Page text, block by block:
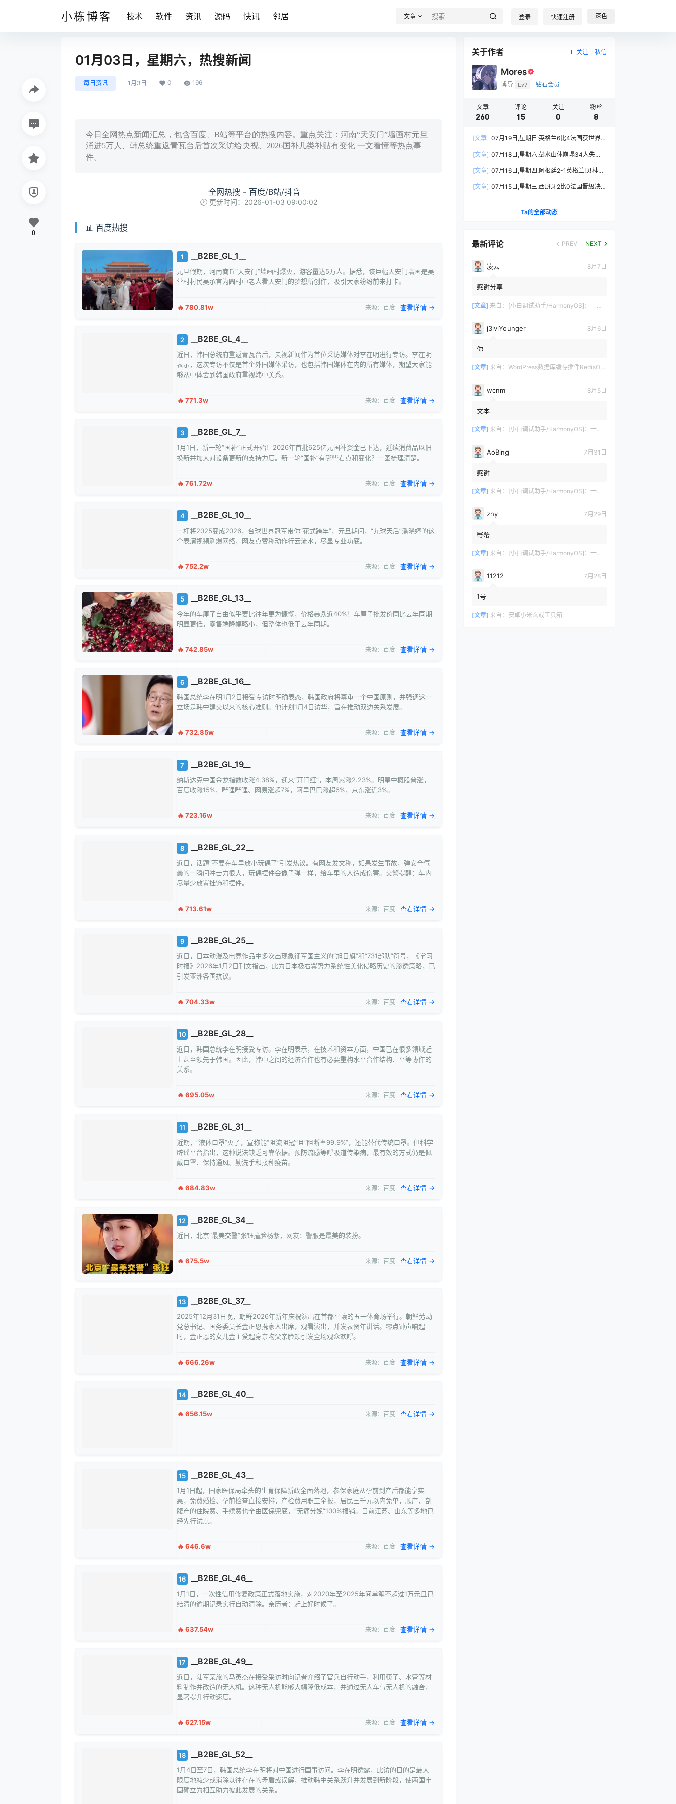
小栋博客 技术 软件 资讯 源码 快讯 邻居 文章 登录 快速注册 深色
01月03日，星期六，热搜新闻
每日资讯 1月3日 0 196
今日全网热点新闻汇总，包含百度、B站等平台的热搜内容。重点关注：河南“天安门”墙画村元旦
涌进5万人、韩总统重返青瓦台后首次采访给央视、2026国补几类补贴有变化 一文看懂等热点事
件。
全网热搜 - 百度/B站/抖音
🕐 更新时间：2026-01-03 09:00:02
📊 百度热搜
1 __B2BE_GL_1__
元旦假期，河南商丘“天安门”墙画村爆火，游客量达5万人。据悉，该巨幅天安门墙画是吴
营村村民吴承言为圆村中老人看天安门的梦想所创作，吸引大家纷纷前来打卡。
🔥 780.81w 来源：百度 查看详情 →
2 __B2BE_GL_4__
近日，韩国总统府重返青瓦台后，央视新闻作为首位采访媒体对李在明进行专访。李在明
表示，这次专访不仅是首个外国媒体采访，也包括韩国媒体在内的所有媒体，期望大家能
够从中体会到韩国政府重视韩中关系。
🔥 771.3w 来源：百度 查看详情 →
3 __B2BE_GL_7__
1月1日，新一轮“国补”正式开始！2026年首批625亿元国补资金已下达，延续消费品以旧
换新并加大对设备更新的支持力度。新一轮“国补”有哪些看点和变化？一图梳理清楚。
🔥 761.72w 来源：百度 查看详情 →
4 __B2BE_GL_10__
一杆将2025变成2026，台球世界冠军带你“花式跨年”，元旦期间，“九球天后”潘晓婷的这
个表演视频刷爆网络，网友点赞称动作行云流水，尽显专业功底。
🔥 752.2w 来源：百度 查看详情 →
5 __B2BE_GL_13__
今年的车厘子自由似乎要比往年更为慷慨，价格暴跌近40%！车厘子批发价同比去年同期
明显更低，零售端降幅略小，但整体也低于去年同期。
🔥 742.85w 来源：百度 查看详情 →
6 __B2BE_GL_16__
韩国总统李在明1月2日接受专访时明确表态，韩国政府将尊重一个中国原则，并强调这一
立场是韩中建交以来的核心准则。他计划1月4日访华，旨在推动双边关系发展。
🔥 732.85w 来源：百度 查看详情 →
7 __B2BE_GL_19__
纳斯达克中国金龙指数收涨4.38%，迎来“开门红”，本周累涨2.23%。明星中概股普涨，
百度收涨15%，哔哩哔哩、网易涨超7%，阿里巴巴涨超6%，京东涨近3%。
🔥 723.16w 来源：百度 查看详情 →
8 __B2BE_GL_22__
近日，话题“不要在车里放小玩偶了”引发热议。有网友发文称，如果发生事故，弹安全气
囊的一瞬间冲击力很大，玩偶摆件会像子弹一样，给车里的人造成伤害。交警提醒：车内
尽量少放置挂饰和摆件。
🔥 713.61w 来源：百度 查看详情 →
9 __B2BE_GL_25__
近日，日本动漫及电竞作品中多次出现象征军国主义的“旭日旗”和“731部队”符号，《学习
时报》2026年1月2日刊文指出，此为日本极右翼势力系统性美化侵略历史的渗透策略，已
引发亚洲各国抗议。
🔥 704.33w 来源：百度 查看详情 →
10 __B2BE_GL_28__
近日，韩国总统李在明接受专访。李在明表示，在技术和资本方面，中国已在很多领域赶
上甚至领先于韩国。因此，韩中之间的经济合作也有必要重构水平合作结构、平等协作的
关系。
🔥 695.05w 来源：百度 查看详情 →
11 __B2BE_GL_31__
近期，“液体口罩”火了，宣称能“阻流阻冠”且“阻断率99.9%”，还能替代传统口罩。但科学
辟谣平台指出，这种说法缺乏可靠依据。预防流感等呼吸道传染病，最有效的方式仍是佩
戴口罩、保持通风、勤洗手和接种疫苗。
🔥 684.83w 来源：百度 查看详情 →
12 __B2BE_GL_34__
近日，北京“最美交警”张钰撞脸杨紫，网友：警服是最美的装扮。
🔥 675.5w 来源：百度 查看详情 →
13 __B2BE_GL_37__
2025年12月31日晚，朝鲜2026年新年庆祝演出在首都平壤的五一体育场举行。朝鲜劳动
党总书记、国务委员长金正恩携家人出席，观看演出，并发表贺年讲话。零点钟声响起
时，金正恩的女儿金主爱起身亲吻父亲脸颊引发全场观众欢呼。
🔥 666.26w 来源：百度 查看详情 →
14 __B2BE_GL_40__
🔥 656.15w 来源：百度 查看详情 →
15 __B2BE_GL_43__
1月1日起，国家医保局牵头的生育保障新政全面落地，参保家庭从孕前到产后都能享实
惠，免费婚检、孕前检查直接安排，产检费用职工全报，居民三千元以内免单，顺产、剖
腹产的住院费、手续费也全由医保兜底，“无痛分娩”100%报销。目前江苏、山东等多地已
经先行试点。
🔥 646.6w 来源：百度 查看详情 →
16 __B2BE_GL_46__
1月1日，一次性信用修复政策正式落地实施，对2020年至2025年间单笔不超过1万元且已
结清的逾期记录实行自动清除。亲历者：赶上好时候了。
🔥 637.54w 来源：百度 查看详情 →
17 __B2BE_GL_49__
近日，陆军某旅的马英杰在接受采访时向记者介绍了官兵自行动手，利用筷子、水管等材
料制作并改造的无人机。这种无人机能够大幅降低成本，并通过无人车与无人机的融合，
显著提升行动速度。
🔥 627.15w 来源：百度 查看详情 →
18 __B2BE_GL_52__
1月4日至7日，韩国总统李在明将对中国进行国事访问。李在明透露，此访的目的是最大
限度地减少或消除以往存在的矛盾或误解，推动韩中关系跃升并发展到新阶段，使两国牢
固确立为相互助力彼此发展的关系。
0
关于作者 关注 私信
Mores
博导 Lv7 钻石会员
文章
260
评论
15
关注
0
粉丝
8
[文章] 07月19日,星期日:英格兰6比4法国获世界
被查?
[文章] 07月18日,星期六:彭水山体崩塌34人失联!
大会开幕
[文章] 07月16日,星期四:阿根廷2-1英格兰!贝林厄
[文章] 07月15日,星期三:西班牙2比0法国晋级决
Ta的全部动态
最新评论 PREV NEXT
凌云 8月7日
感谢分享
[文章] 来自： [小白调试助手/HarmonyOS]：一键自动化安装/部署工具，告别繁琐配置
j3lvlYounger 8月6日
你
[文章] 来自： WordPress数据库缓存插件RedisObjectCachePro破解版
wcnm 8月5日
文本
[文章] 来自： [小白调试助手/HarmonyOS]：一键自动化安装/部署工具，告别繁琐配置
AoBing 7月31日
感谢
[文章] 来自： [小白调试助手/HarmonyOS]：一键自动化安装/部署工具，告别繁琐配置
zhy 7月29日
蟹蟹
[文章] 来自： [小白调试助手/HarmonyOS]：一键自动化安装/部署工具，告别繁琐配置
11212 7月28日
1号
[文章] 来自： 安卓小米玄戒工具箱